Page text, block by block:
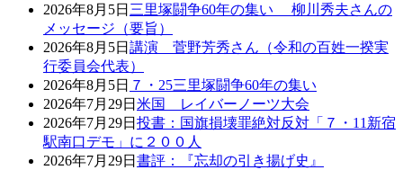
2026年8月5日 三里塚闘争60年の集い 柳川秀夫さんの
メッセージ（要旨）
2026年8月5日 講演 菅野芳秀さん（令和の百姓一揆実
行委員会代表）
2026年8月5日 ７・25三里塚闘争60年の集い
2026年7月29日 米国 レイバーノーツ大会
2026年7月29日 投書：国旗損壊罪絶対反対「７・11新宿
駅南口デモ」に２００人
2026年7月29日 書評：『忘却の引き揚げ史』